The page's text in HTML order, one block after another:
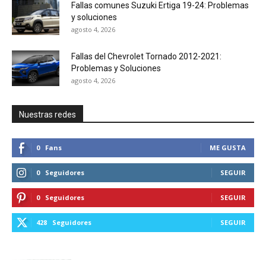
Fallas comunes Suzuki Ertiga 19-24: Problemas
y soluciones
agosto 4, 2026
Fallas del Chevrolet Tornado 2012-2021:
Problemas y Soluciones
agosto 4, 2026
Nuestras redes
0 Fans ME GUSTA
0 Seguidores SEGUIR
0 Seguidores SEGUIR
428 Seguidores SEGUIR